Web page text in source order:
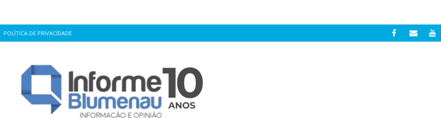
POLÍTICA DE PRIVACIDADE